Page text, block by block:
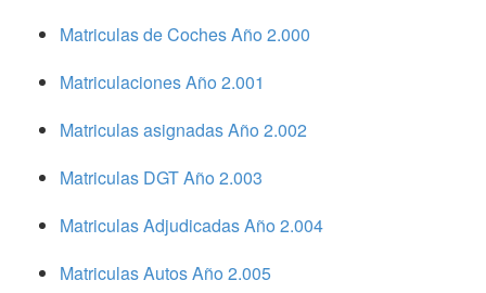
Matriculas de Coches Año 2.000
Matriculaciones Año 2.001
Matriculas asignadas Año 2.002
Matriculas DGT Año 2.003
Matriculas Adjudicadas Año 2.004
Matriculas Autos Año 2.005